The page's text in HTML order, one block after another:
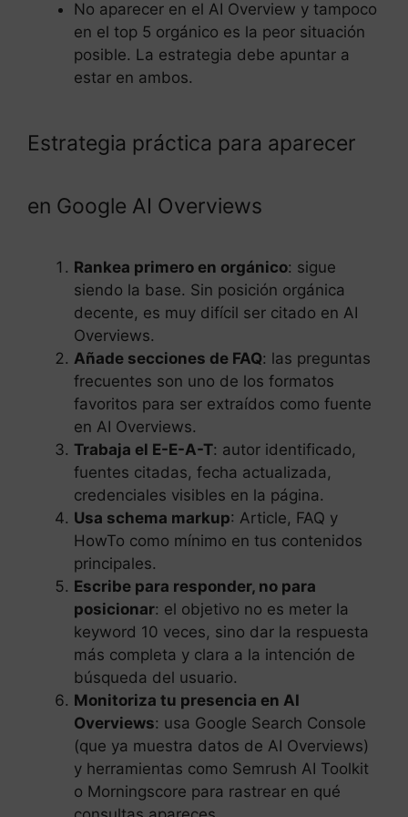
No aparecer en el AI Overview y tampoco
en el top 5 orgánico es la peor situación
posible. La estrategia debe apuntar a
estar en ambos.
Estrategia práctica para aparecer
en Google AI Overviews
Rankea primero en orgánico: sigue
siendo la base. Sin posición orgánica
decente, es muy difícil ser citado en AI
Overviews.
Añade secciones de FAQ: las preguntas
frecuentes son uno de los formatos
favoritos para ser extraídos como fuente
en AI Overviews.
Trabaja el E-E-A-T: autor identificado,
fuentes citadas, fecha actualizada,
credenciales visibles en la página.
Usa schema markup: Article, FAQ y
HowTo como mínimo en tus contenidos
principales.
Escribe para responder, no para
posicionar: el objetivo no es meter la
keyword 10 veces, sino dar la respuesta
más completa y clara a la intención de
búsqueda del usuario.
Monitoriza tu presencia en AI
Overviews: usa Google Search Console
(que ya muestra datos de AI Overviews)
y herramientas como Semrush AI Toolkit
o Morningscore para rastrear en qué